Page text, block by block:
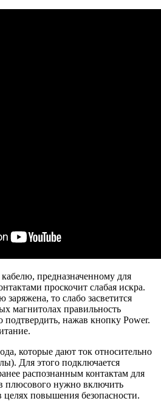
предназначенному для
проскочит слабая искра.
заряжена, то слабо засветится
магнитолах правильность
нажав кнопку Power.
которые дают ток относительно
Для этого подключается
распознанным контактам для
плюсового нужно включить
повышения безопасности.